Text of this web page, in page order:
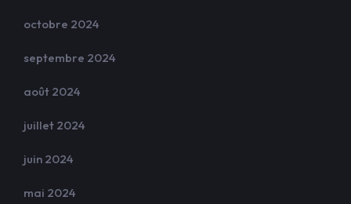
octobre 2024
septembre 2024
août 2024
juillet 2024
juin 2024
mai 2024